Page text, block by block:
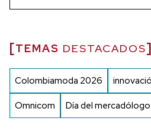
TEMAS DESTACADOS
Colombiamoda 2026
Omnicom Día del mercadólogo